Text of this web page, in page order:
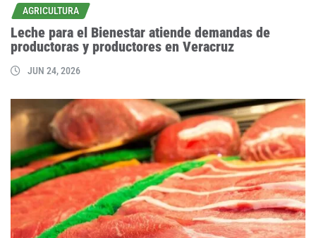
AGRICULTURA
Leche para el Bienestar atiende demandas de
productoras y productores en Veracruz
JUN 24, 2026